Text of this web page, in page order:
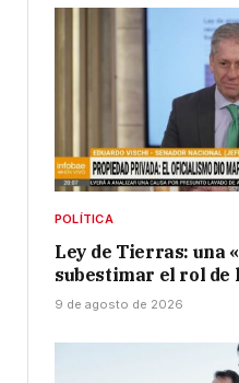
POLÍTICA
Ley de Tierras: una
subestimar el rol de
9 de agosto de 2026